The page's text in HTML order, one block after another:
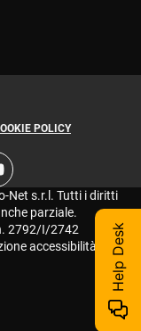
POLICY
Net s.r.l. Tutti i diritti
parziale.
2792/I/2742
accessibilità Help Desk